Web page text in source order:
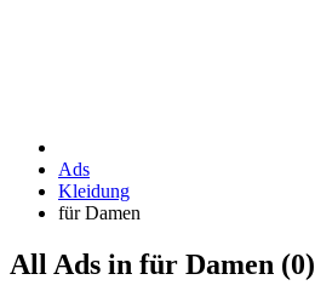
Ads
Kleidung
für Damen
RSS
Feed
All Ads in für Damen (0)